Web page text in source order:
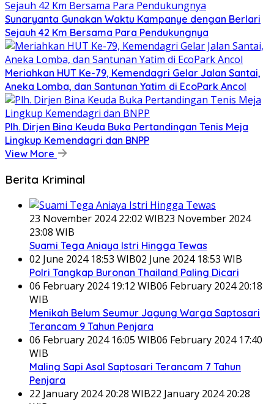
Sunaryanta Gunakan Waktu Kampanye dengan Berlari
Sejauh 42 Km Bersama Para Pendukungnya
Meriahkan HUT Ke-79, Kemendagri Gelar Jalan Santai,
Aneka Lomba, dan Santunan Yatim di EcoPark Ancol
Plh. Dirjen Bina Keuda Buka Pertandingan Tenis Meja
Lingkup Kemendagri dan BNPP
View More
Berita Kriminal
23 November 2024 22:02 WIB23 November 2024
23:08 WIB
Suami Tega Aniaya Istri Hingga Tewas
02 June 2024 18:53 WIB02 June 2024 18:53 WIB
Polri Tangkap Buronan Thailand Paling Dicari
06 February 2024 19:12 WIB06 February 2024 20:18
WIB
Menikah Belum Seumur Jagung Warga Saptosari
Terancam 9 Tahun Penjara
06 February 2024 16:05 WIB06 February 2024 17:40
WIB
Maling Sapi Asal Saptosari Terancam 7 Tahun
Penjara
22 January 2024 20:28 WIB22 January 2024 20:28